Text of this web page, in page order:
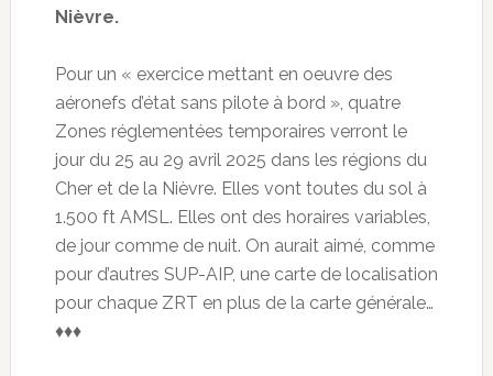
Nièvre.
Pour un « exercice mettant en oeuvre des
aéronefs d’état sans pilote à bord », quatre
Zones réglementées temporaires verront le
jour du 25 au 29 avril 2025 dans les régions du
Cher et de la Nièvre. Elles vont toutes du sol à
1.500 ft AMSL. Elles ont des horaires variables,
de jour comme de nuit. On aurait aimé, comme
pour d’autres SUP-AIP, une carte de localisation
pour chaque ZRT en plus de la carte générale…
♦♦♦